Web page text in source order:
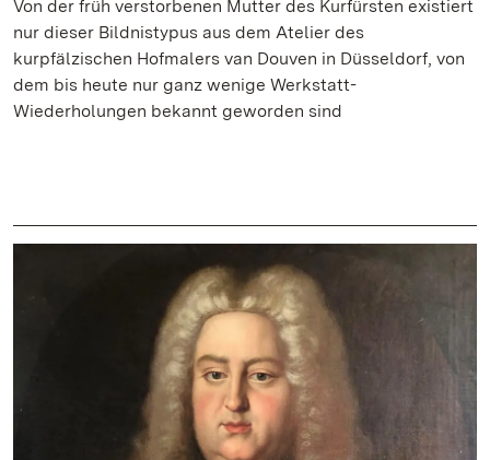
Von der früh verstorbenen Mutter des Kurfürsten existiert
nur dieser Bildnistypus aus dem Atelier des
kurpfälzischen Hofmalers van Douven in Düsseldorf, von
dem bis heute nur ganz wenige Werkstatt-
Wiederholungen bekannt geworden sind